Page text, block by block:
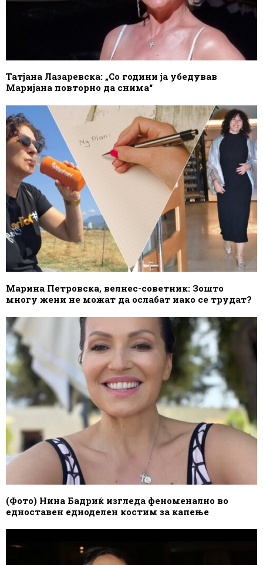
Татјана Лазаревска: „Со години ја убедував
Маријана повторно да снима“
Марина Петровска, велнес-советник: Зошто
многу жени не можат да ослабат иако се трудат?
(Фото) Нина Бадриќ изгледа феноменално во
едноставен едноделен костим за капење